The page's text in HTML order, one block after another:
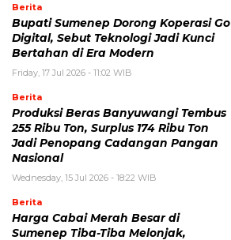
Berita
Bupati Sumenep Dorong Koperasi Go
Digital, Sebut Teknologi Jadi Kunci
Bertahan di Era Modern
Friday, 17 Jul 2026 - 11:02 WIB
Berita
Produksi Beras Banyuwangi Tembus
255 Ribu Ton, Surplus 174 Ribu Ton
Jadi Penopang Cadangan Pangan
Nasional
Wednesday, 15 Jul 2026 - 18:22 WIB
Berita
Harga Cabai Merah Besar di
Sumenep Tiba-Tiba Melonjak,